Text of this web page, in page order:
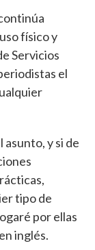
físico y
Servicios
el
y si de
tipo de
por ellas
inglés.